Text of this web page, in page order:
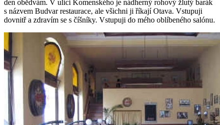
den obědvám. V ulici Komenského je nádherný rohový žlutý barák
s názvem Budvar restaurace, ale všichni ji říkají Otava. Vstupuji
dovnitř a zdravím se s číšníky. Vstupuji do mého oblíbeného salónu.